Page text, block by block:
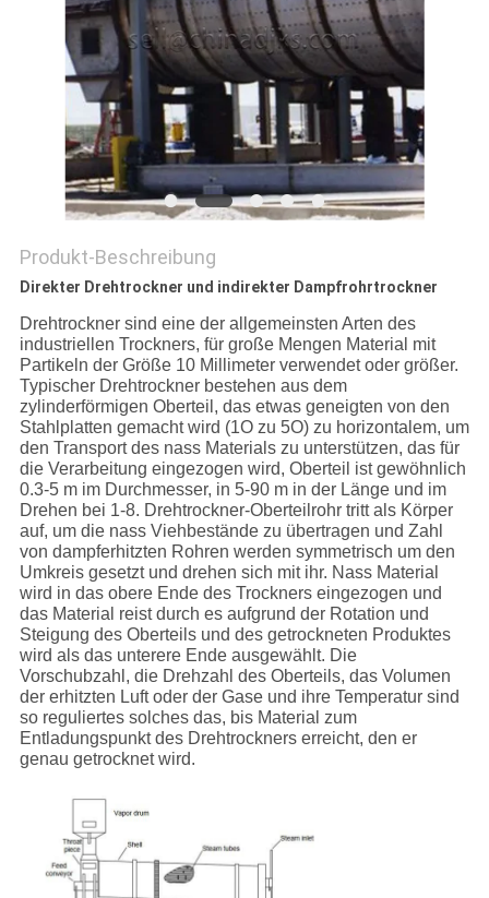
Produkt-Beschreibung
Direkter Drehtrockner und indirekter Dampfrohrtrockner
Drehtrockner sind eine der allgemeinsten Arten des
industriellen Trockners, für große Mengen Material mit
Partikeln der Größe 10 Millimeter verwendet oder größer.
Typischer Drehtrockner bestehen aus dem
zylinderförmigen Oberteil, das etwas geneigten von den
Stahlplatten gemacht wird (1O zu 5O) zu horizontalem, um
den Transport des nass Materials zu unterstützen, das für
die Verarbeitung eingezogen wird, Oberteil ist gewöhnlich
0.3-5 m im Durchmesser, in 5-90 m in der Länge und im
Drehen bei 1-8. Drehtrockner-Oberteilrohr tritt als Körper
auf, um die nass Viehbestände zu übertragen und Zahl
von dampferhitzten Rohren werden symmetrisch um den
Umkreis gesetzt und drehen sich mit ihr. Nass Material
wird in das obere Ende des Trockners eingezogen und
das Material reist durch es aufgrund der Rotation und
Steigung des Oberteils und des getrockneten Produktes
wird als das unterere Ende ausgewählt. Die
Vorschubzahl, die Drehzahl des Oberteils, das Volumen
der erhitzten Luft oder der Gase und ihre Temperatur sind
so reguliertes solches das, bis Material zum
Entladungspunkt des Drehtrockners erreicht, den er
genau getrocknet wird.